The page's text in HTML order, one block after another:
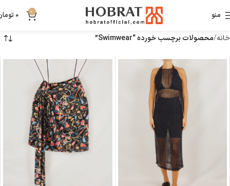
منو 0
0
خانه محصولات برچسب خورده “Swimwear”